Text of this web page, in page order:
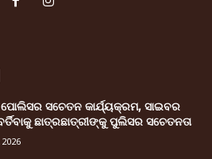
ସଚେତନ କାର୍ଯ୍ୟକ୍ରମ, ସାଇବର
ଛାତ୍ରଛାତ୍ରୀଙ୍କୁ ପୁଲିସର ସଚେତନତା